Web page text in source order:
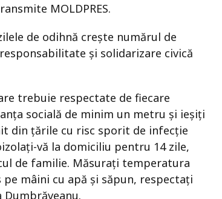
MOLDPRES.
de odihnă creşte numărul de
şi solidarizare civică
trebuie respectate de fiecare
socială de minim un metru şi ieşiţi
din țările cu risc sporit de infecție
vă la domiciliu pentru 14 zile,
de familie. Măsurați temperatura
mâini cu apă și săpun, respectați
Dumbrăveanu.